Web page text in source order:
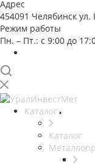
Адрес
454091 Челябинск
Режим работы
Пн. – Пт.: с 9:00 до
Каталог
Каталог